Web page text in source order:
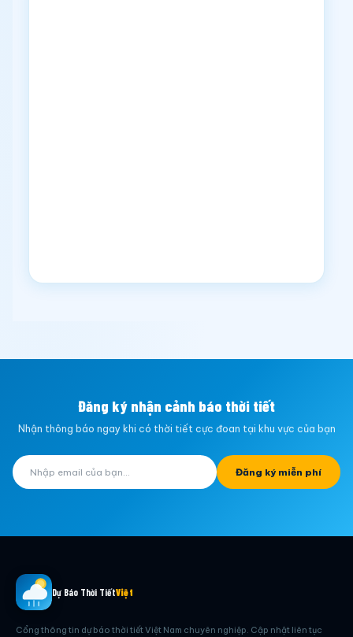
Đăng ký nhận cảnh báo thời tiết
Nhận thông báo ngay khi có thời tiết cực đoan tại khu vực của bạn
Đăng ký miễn phí
Dự Báo Thời TiếtViệt
Cổng thông tin dự báo thời tiết Việt Nam chuyên nghiệp. Cập nhật liên tục